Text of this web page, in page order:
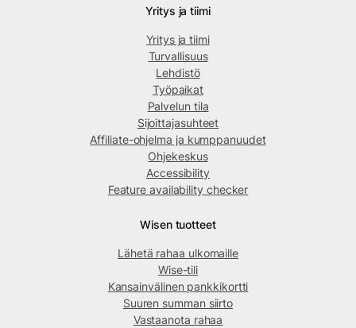
Yritys ja tiimi
Yritys ja tiimi
Turvallisuus
Lehdistö
Työpaikat
Palvelun tila
Sijoittajasuhteet
Affiliate-ohjelma ja kumppanuudet
Ohjekeskus
Accessibility
Feature availability checker
Wisen tuotteet
Lähetä rahaa ulkomaille
Wise-tili
Kansainvälinen pankkikortti
Suuren summan siirto
Vastaanota rahaa